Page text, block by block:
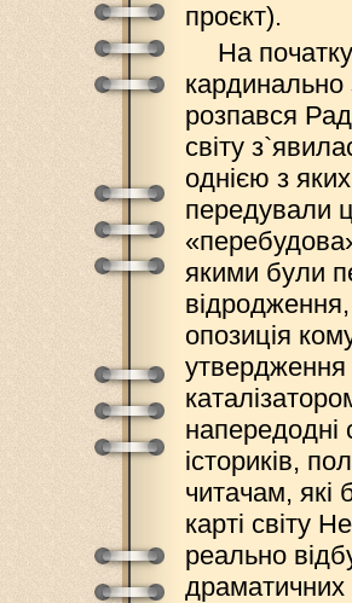
проєкт).
На
кардинально
розпався
світу
однією з
передували
якими були
опозиція
утвердження
напередодні
істориків,
читачам, які
карті світу
реально
драматичних